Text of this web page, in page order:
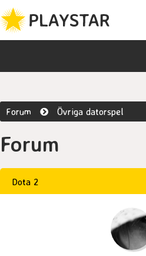
Forum Övriga datorspel
Forum
Dota 2